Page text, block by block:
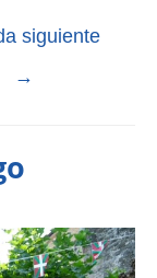
siguiente
→